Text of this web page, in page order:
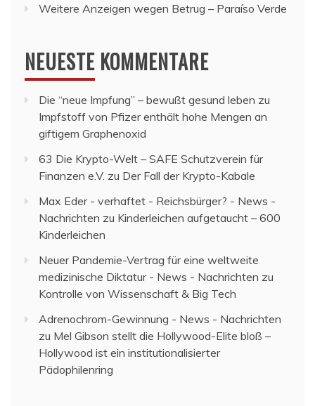
Weitere Anzeigen wegen Betrug – Paraíso Verde
NEUESTE KOMMENTARE
Die “neue Impfung” – bewußt gesund leben zu
Impfstoff von Pfizer enthält hohe Mengen an
giftigem Graphenoxid
63 Die Krypto-Welt – SAFE Schutzverein für
Finanzen e.V. zu Der Fall der Krypto-Kabale
Max Eder - verhaftet - Reichsbürger? - News -
Nachrichten zu Kinderleichen aufgetaucht – 600
Kinderleichen
Neuer Pandemie-Vertrag für eine weltweite
medizinische Diktatur - News - Nachrichten zu
Kontrolle von Wissenschaft & Big Tech
Adrenochrom-Gewinnung - News - Nachrichten
zu Mel Gibson stellt die Hollywood-Elite bloß –
Hollywood ist ein institutionalisierter
Pädophilenring